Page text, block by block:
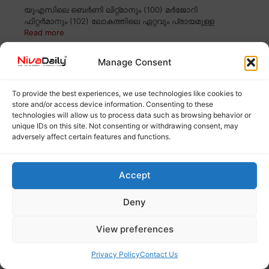
Manage Consent
To provide the best experiences, we use technologies like cookies to
store and/or access device information. Consenting to these
technologies will allow us to process data such as browsing behavior or
unique IDs on this site. Not consenting or withdrawing consent, may
adversely affect certain features and functions.
Accept
Deny
View preferences
Privacy PolicyContact Us
യുഎസിലെ ബെർണി ലിറ്റ്മാനും (100) മർജോറി
ഫിറ്റർമാനും (102) ലോകത്തിലെ ഏറ്റവും പ്രായമുള്ള
Read more
അയോധ്യയിൽ റെക്കോർഡ് ലക്ഷ്യമിട്ട്
തെളിയും
രാമക്ഷേത്ര നിർമാണത്തിന് ശേഷമുള്ള ആദ്യ